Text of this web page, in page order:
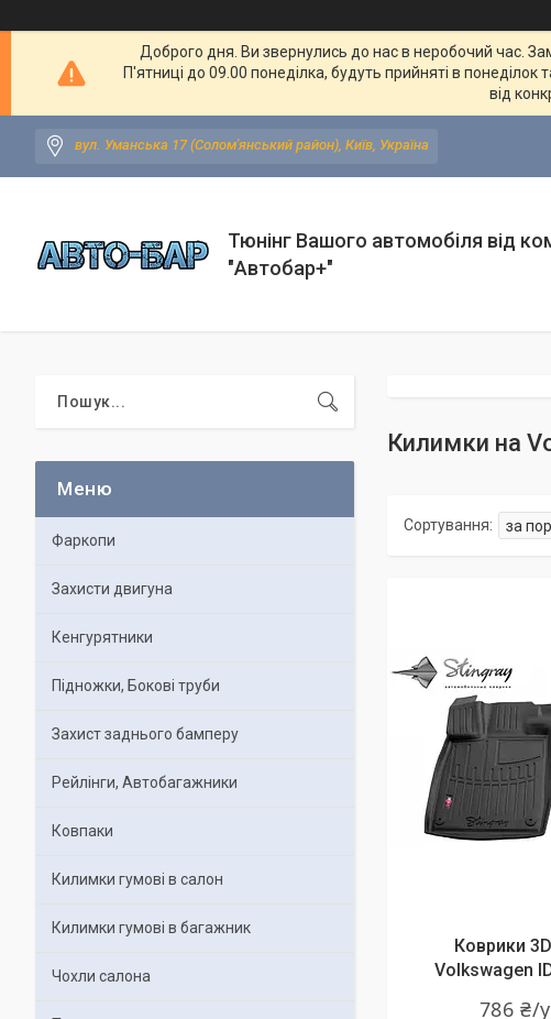
Доброго дня. Ви звернулись до нас в неробочий час.
П'ятниці до 09.00 понеділка, будуть прийняті в
від
вул. Уманська 17 (Солом'янський район), Київ, Україна
Тюнінг Вашого автомобіля від
"Автобар+"
Килимки на
Коврики
Volkswagen
786 ₴/
Фаркопи
Захисти двигуна
Кенгурятники
Підножки, Бокові труби
Захист заднього бамперу
Рейлінги, Автобагажники
Ковпаки
Килимки гумові в салон
Килимки гумові в багажник
Чохли салона